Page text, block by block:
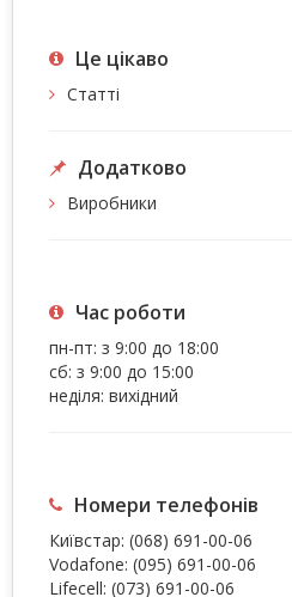
Це цiкаво
Статті
Додатково
Виробники
Час роботи
пн-пт: з 9:00 до 18:00
сб: з 9:00 до 15:00
неділя: вихідний
Номери телефонів
Київстар: (068) 691-00-06
Vodafone: (095) 691-00-06
Lifecell: (073) 691-00-06